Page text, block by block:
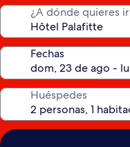
¿A dónde quieres
Fechas
Huéspedes